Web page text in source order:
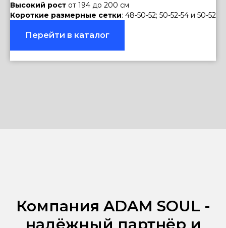
Высокий рост от 194 до 200 см
Короткие размерные сетки: 48-50-52; 50-52-54 и 50-52
Перейти в каталог
Компания ADAM SOUL -
надёжный партнёр и